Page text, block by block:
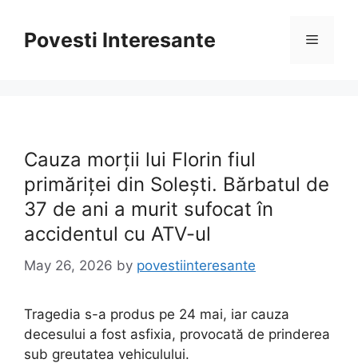
contentPovesti Interesante Menu
Cauza morții lui Florin fiul
primăriței din Solești. Bărbatul de
37 de ani a murit sufocat în
accidentul cu ATV-ul
May 26, 2026 by povestiinteresante
Tragedia s-a produs pe 24 mai, iar cauza
decesului a fost asfixia, provocată de prinderea
sub greutatea vehiculului.